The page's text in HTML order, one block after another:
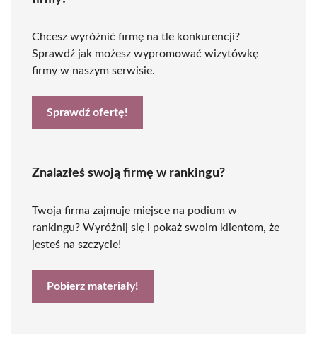
Chcesz wyróżnić firmę na tle konkurencji?
Sprawdź jak możesz wypromować wizytówkę
firmy w naszym serwisie.
Sprawdź ofertę!
Znalazłeś swoją firmę w rankingu?
Twoja firma zajmuje miejsce na podium w
rankingu? Wyróżnij się i pokaż swoim klientom, że
jesteś na szczycie!
Pobierz materiały!